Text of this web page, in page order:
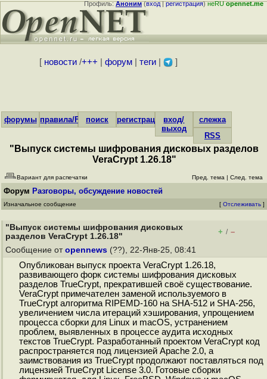
Профиль:Аноним(вход|регистрация)неRUopennet.me
[ новости/+++ форум| теги| ]
форумы правила/FAQпоиск регистрациявход/
выход
слежка
RSS
"Выпуск системы шифрования дисковых разделов
VeraCrypt 1.26.18"
Вариант для распечатки Пред. тема | След. тема
Форум Разговоры, обсуждение новостей
Изначальное сообщение [ Отслеживать ]
"Выпуск системы шифрования дисковых
разделов VeraCrypt 1.26.18"
+ / –
Сообщение от opennews (??), 22-Янв-25, 08:41
Опубликован выпуск проекта VeraCrypt 1.26.18,
развивающего форк системы шифрования дисковых
разделов TrueCrypt, прекратившей своё существование.
VeraCrypt примечателен заменой используемого в
TrueCrypt алгоритма RIPEMD-160 на SHA-512 и SHA-256,
увеличением числа итераций хэширования, упрощением
процесса сборки для Linux и macOS, устранением
проблем, выявленных в процессе аудита исходных
текстов TrueCrypt. Разработанный проектом VeraCrypt код
распространяется под лицензией Apache 2.0, а
заимствования из TrueCrypt продолжают поставляться под
лицензией TrueCrypt License 3.0. Готовые сборки